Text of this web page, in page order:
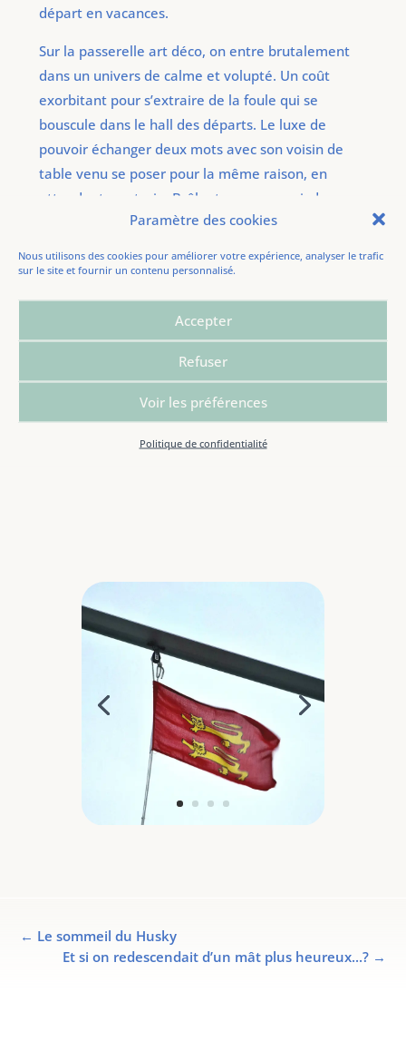
Paramètre des cookies
Nous utilisons des cookies pour améliorer votre expérience, analyser le trafic
sur le site et fournir un contenu personnalisé.
Accepter
Refuser
Voir les préférences
Politique de confidentialité
départ en vacances.
Sur la passerelle art déco, on entre brutalement
dans un univers de calme et volupté. Un coût
exorbitant pour s’extraire de la foule qui se
bouscule dans le hall des départs. Le luxe de
pouvoir échanger deux mots avec son voisin de
table venu se poser pour la même raison, en
attendant son train. Brûlant, comme moi, de
retrouver la Normandie.
Un pays, son pays, même d’adoption. Celui où l’on
les oiseaux et les arbres, gratuitement. Où l’on ne
doit pas payer pour parler en confiance avec un
autre être humain.
← Le sommeil du Husky
Et si on redescendait d’un mât plus heureux...?→